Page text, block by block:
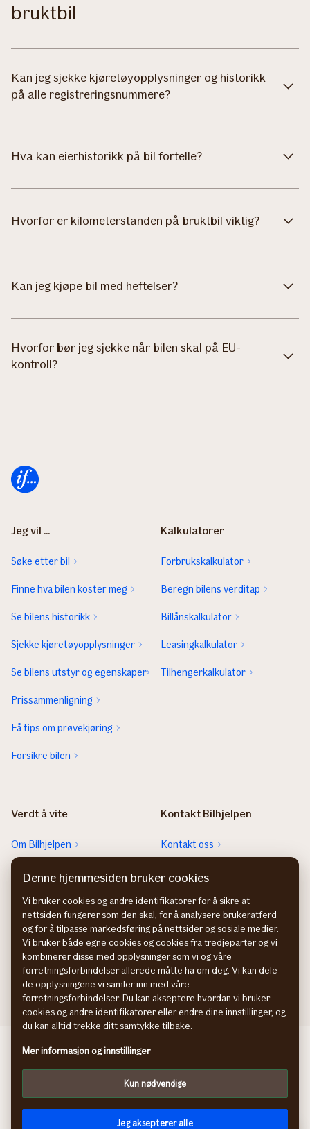
bruktbil
Kan jeg sjekke kjøretøyopplysninger og historikk
på alle registreringsnummere?
Hva kan eierhistorikk på bil fortelle?
Hvorfor er kilometerstanden på bruktbil viktig?
Kan jeg kjøpe bil med heftelser?
Hvorfor bør jeg sjekke når bilen skal på EU-
kontroll?
Forsiden
Jeg vil ...
Søke etter bil
Finne hva bilen koster meg
Se bilens historikk
Sjekke kjøretøyopplysninger
Se bilens utstyr og egenskaper
Prissammenligning
Få tips om prøvekjøring
Forsikre bilen
Kalkulatorer
Forbrukskalkulator
Beregn bilens verditap
Billånskalkulator
Leasingkalkulator
Tilhengerkalkulator
Verdt å vite
Om Bilhjelpen
Sjekk neste EU-kontroll
Sjekk heftelser
Hvem eier bilen?
Kontakt Bilhjelpen
Kontakt oss
Rett feil fra FINN-annonsen
Behandling av personopplysninger
Cookies
Denne hjemmesiden bruker cookies
Vi bruker cookies og andre identifikatorer for å sikre at
nettsiden fungerer som den skal, for å analysere brukeratferd
og for å tilpasse markedsføring på nettsider og sosiale medier.
Vi bruker både egne cookies og cookies fra tredjeparter og vi
kombinerer disse med opplysninger som vi og våre
forretningsforbindelser allerede måtte ha om deg. Vi kan dele
de opplysningene vi samler inn med våre
forretningsforbindelser. Du kan akseptere hvordan vi bruker
cookies og andre identifikatorer eller endre dine innstillinger, og
du kan alltid trekke ditt samtykke tilbake.
Mer informasjon og innstillinger
Kun nødvendige
Jeg aksepterer alle